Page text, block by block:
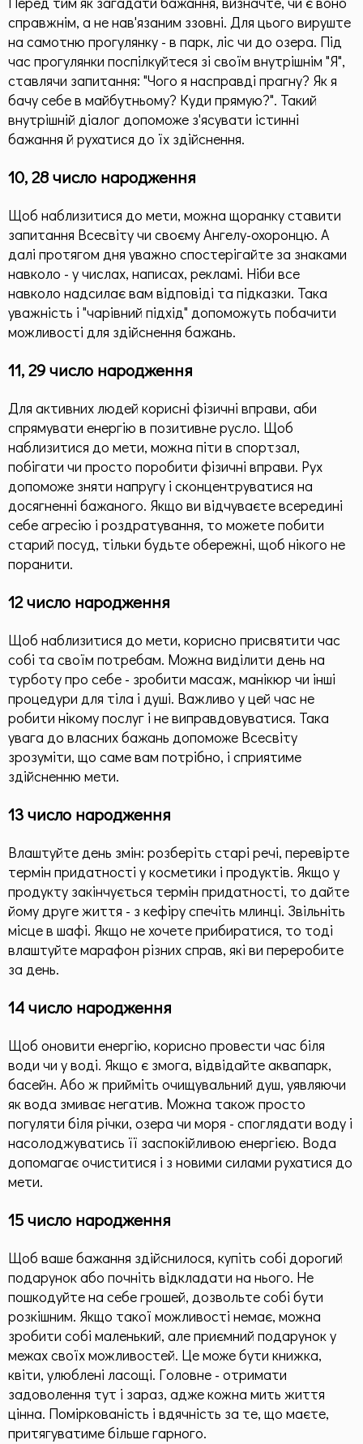
справжнім, а не нав'язаним ззовні. Для цього вируште
на самотню прогулянку - в парк, ліс чи до озера. Під
час прогулянки поспілкуйтеся зі своїм внутрішнім "Я",
ставлячи запитання: "Чого я насправді прагну? Як я
бачу себе в майбутньому? Куди прямую?". Такий
внутрішній діалог допоможе з'ясувати істинні
бажання й рухатися до їх здійснення.
10, 28 число народження
Щоб наблизитися до мети, можна щоранку ставити
запитання Всесвіту чи своєму Ангелу-охоронцю. А
далі протягом дня уважно спостерігайте за знаками
навколо - у числах, написах, рекламі. Ніби все
навколо надсилає вам відповіді та підказки. Така
уважність і "чарівний підхід" допоможуть побачити
можливості для здійснення бажань.
11, 29 число народження
Для активних людей корисні фізичні вправи, аби
спрямувати енергію в позитивне русло. Щоб
наблизитися до мети, можна піти в спортзал,
побігати чи просто поробити фізичні вправи. Рух
допоможе зняти напругу і сконцентруватися на
досягненні бажаного. Якщо ви відчуваєте всередині
себе агресію і роздратування, то можете побити
старий посуд, тільки будьте обережні, щоб нікого не
поранити.
12 число народження
Щоб наблизитися до мети, корисно присвятити час
собі та своїм потребам. Можна виділити день на
турботу про себе - зробити масаж, манікюр чи інші
процедури для тіла і душі. Важливо у цей час не
робити нікому послуг і не виправдовуватися. Така
увага до власних бажань допоможе Всесвіту
зрозуміти, що саме вам потрібно, і сприятиме
здійсненню мети.
13 число народження
Влаштуйте день змін: розберіть старі речі, перевірте
термін придатності у косметики і продуктів. Якщо у
продукту закінчується термін придатності, то дайте
йому друге життя - з кефіру спечіть млинці. Звільніть
місце в шафі. Якщо не хочете прибиратися, то тоді
влаштуйте марафон різних справ, які ви переробите
за день.
14 число народження
Щоб оновити енергію, корисно провести час біля
води чи у воді. Якщо є змога, відвідайте аквапарк,
басейн. Або ж прийміть очищувальний душ, уявляючи
як вода змиває негатив. Можна також просто
погуляти біля річки, озера чи моря - споглядати воду і
насолоджуватись її заспокійливою енергією. Вода
допомагає очиститися і з новими силами рухатися до
мети.
15 число народження
Щоб ваше бажання здійснилося, купіть собі дорогий
подарунок або почніть відкладати на нього. Не
пошкодуйте на себе грошей, дозвольте собі бути
розкішним. Якщо такої можливості немає, можна
зробити собі маленький, але приємний подарунок у
межах своїх можливостей. Це може бути книжка,
квіти, улюблені ласощі. Головне - отримати
задоволення тут і зараз, адже кожна мить життя
цінна. Поміркованість і вдячність за те, що маєте,
притягуватиме більше гарного.